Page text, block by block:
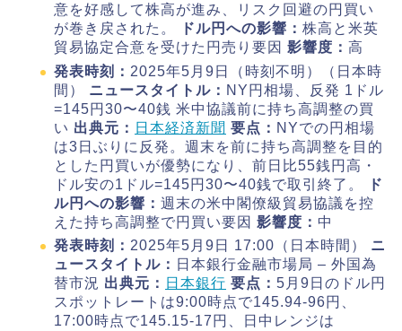
意を好感して株高が進み、リスク回避の円買い
が巻き戻された。
ドル円への影響： 株高と米英
貿易協定合意を受けた円売り要因 影響度： 高
発表時刻： 2025年5月9日（時刻不明）（日本時
間） ニュースタイトル： NY円相場、反発 1ドル
=145円30〜40銭 米中協議前に持ち高調整の買
い 出典元： 日本経済新聞 要点： NYでの円相場
は3日ぶりに反発。週末を前に持ち高調整を目的
とした円買いが優勢になり、前日比55銭円高・
ドル安の1ドル=145円30〜40銭で取引終了。
ド
ル円への影響： 週末の米中閣僚級貿易協議を控
えた持ち高調整で円買い要因 影響度： 中
発表時刻： 2025年5月9日 17:00（日本時間） ニ
ュースタイトル： 日本銀行金融市場局 – 外国為
替市況 出典元： 日本銀行 要点： 5月9日のドル円
スポットレートは9:00時点で145.94-96円、
17:00時点で145.15-17円、日中レンジは